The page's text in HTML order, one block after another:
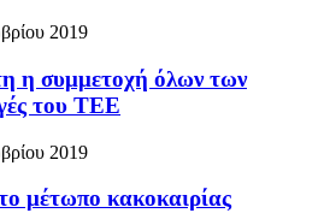
2019
η συμμετοχή όλων των
του ΤΕΕ
2019
μέτωπο κακοκαιρίας